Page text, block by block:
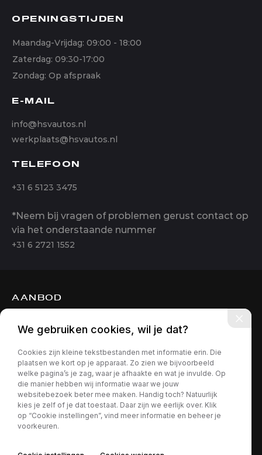
OPENINGSTIJDEN
Maandag-Vrijdag: 09:00 - 18:00
Zaterdag: 09:30-17:00
Zondag: Op afspraak
E-MAIL
info@hsvautos.nl
werkplaats@hsvautos.nl
TELEFOON
+31 6 5123 3475
*Neem bij vragen of problemen gerust contact op
via het onderstaande nummer
+31 6 2721 1552
AANBOD
OVER ONS
CONTACT
We gebruiken cookies, wil je dat?
Cookies zijn kleine tekstbestanden met informatie erin. Die
plaatsen we kort op je apparaat. Zo zien we bijvoorbeeld
welke pagina’s je zag, waar je afhaakte en wat je invulde. Op
die manier hebben wij informatie waar we jouw
websitebezoek beter mee maken. Handig toch? Natuurlijk
kies je zelf of je dat toestaat. Daar zijn we eerlijk over. Klik
op “Cookie instellingen”, vind meer informatie en beheer je
voorkeuren.